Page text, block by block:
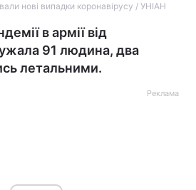
нові випадки коронавірусу / УНІАН
в армії від
91 людина, два
летальними.
Реклама